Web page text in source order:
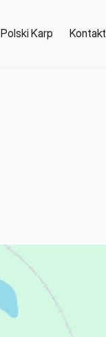
Polski Karp Kontakt